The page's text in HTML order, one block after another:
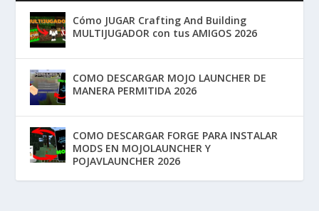
Cómo JUGAR Crafting And Building
MULTIJUGADOR con tus AMIGOS 2026
COMO DESCARGAR MOJO LAUNCHER DE
MANERA PERMITIDA 2026
COMO DESCARGAR FORGE PARA INSTALAR
MODS EN MOJOLAUNCHER Y
POJAVLAUNCHER 2026